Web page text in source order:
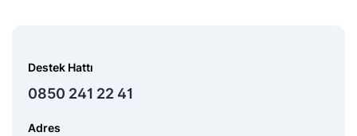
Destek Hattı
0850 241 22 41
Adres